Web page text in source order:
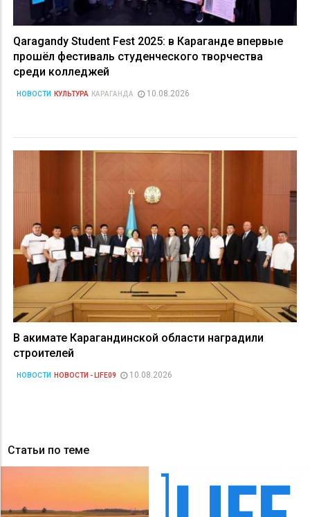
Qaragandy Student Fest 2025: в Караганде впервые
прошёл фестиваль студенческого творчества
среди колледжей
НОВОСТИ КУЛЬТУРА КАРАГАНДА 10.08.2026
В акимате Карагандинской области наградили
строителей
НОВОСТИ НОВОСТИ - LIFE09 10.08.2026
Статьи по теме